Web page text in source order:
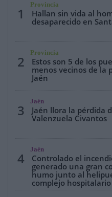
1
Provincia
Hallan sin vida al
desaparecido en
2
Provincia
Estos son 5 de los
menos vecinos de la
Jaén
3
Jaén
Jaén llora la pérdida
Valenzuela Civantos
4
Jaén
Controlado el
generado una gran
humo junto al
complejo hospitalario